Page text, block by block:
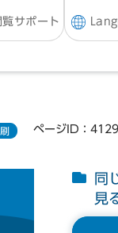
覧サポート
ページID：4129
同
見